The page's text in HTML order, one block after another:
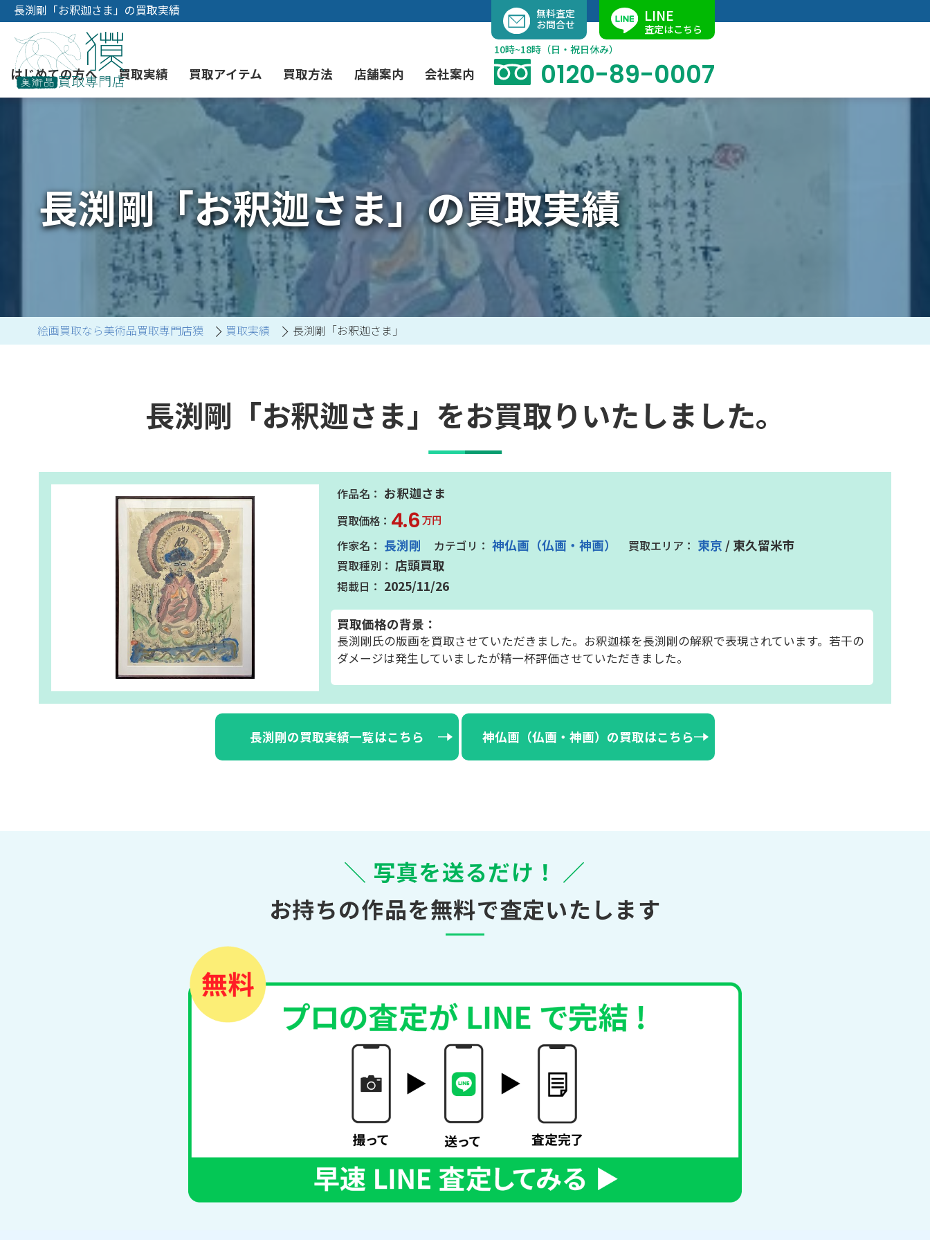
容
キ
ッ
プ
長渕剛「お釈迦さま」の買取実績
はじめての方へ
よくあるご質問 ブログ
YOUTUBE instagram Facebook
買取実績 買取アイテム
現代アート買取 掛軸買取
骨董品買取 茶道具買取 陶磁器・陶器買取
西洋アンティーク買取 彫刻・ブロンズ買取 美術品・古美術品買取
中国骨董品買取 工芸品買取 ジュエリー・ウォッチ買取
買取方法
出張買取（無料） 店舗での買取
宅配・郵送買取 業者間オークション出品代行 催事買取
時価評価サービス
店舗案内
大阪店 名古屋店
会社案内
当社の特徴 求人情報
消費者志向自主宣言
無料査定
お問合せ
LINE
査定はこちら
10時~18時（日・祝日休み）
0120-89-0007
長渕剛「お釈迦さま」の買取実績
絵画買取なら美術品買取専門店獏 買取実績 長渕剛「お釈迦さま」
長渕剛「お釈迦さま」をお買取りいたしました。
お釈迦さま
4.6 万円
長渕剛 神仏画（仏画・神画） 東京 / 東久留米市
店頭買取
2025/11/26
買取価格の背景：
長渕剛氏の版画を買取させていただきました。お釈迦様を長渕剛の解釈で表現されています。若干の
ダメージは発生していましたが精一杯評価させていただきました。
長渕剛の買取実績一覧はこちら 神仏画（仏画・神画）の買取はこちら
＼ 写真を送るだけ！ ／
お持ちの作品を無料で査定いたします